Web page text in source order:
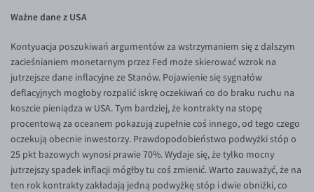
RON/PLN
TRY/PLN
EUR/USD
EUR/GBP
EUR/CHF
EUR/CZK
Ważne dane z USA
Kontyuacja poszukiwań argumentów za wstrzymaniem się z dalszym
zacieśnianiem monetarnym przez Fed może skierować wzrok na
jutrzejsze dane inflacyjne ze Stanów. Pojawienie się sygnałów
deflacyjnych mogłoby rozpalić iskrę oczekiwań co do braku ruchu na
koszcie pieniądza w USA. Tym bardziej, że kontrakty na stopę
procentową za oceanem pokazują zupełnie coś innego, od tego czego
oczekują obecnie inwestorzy. Prawdopodobieństwo podwyżki stóp o
25 pkt bazowych wynosi prawie 70%. Wydaje się, że tylko mocny
jutrzejszy spadek inflacji mógłby tu coś zmienić. Warto zauważyć, że na
ten rok kontrakty zakładają jedną podwyżkę stóp i dwie obniżki, co